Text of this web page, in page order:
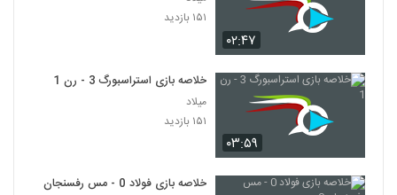
۰۲:۴۷
۱۵۱ بازدید
۰۳:۵۹
خلاصه بازی استراسبورگ 3 - رن 1
میلاد
۱۵۱ بازدید
خلاصه بازی فولاد 0 - مس رفسنجان 0